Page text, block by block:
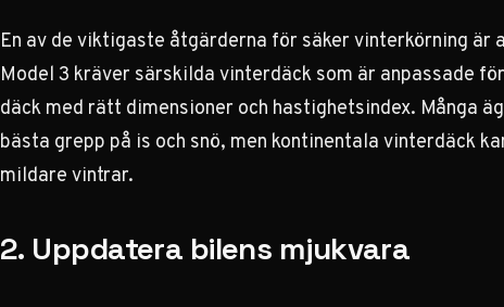
En av de viktigaste åtgärderna för säker vinterkörning
Model 3 kräver särskilda vinterdäck som är anpassade
däck med rätt dimensioner och hastighetsindex. Många
bästa grepp på is och snö, men kontinentala vinterdäck
mildare vintrar.
2. Uppdatera bilens mjukvara